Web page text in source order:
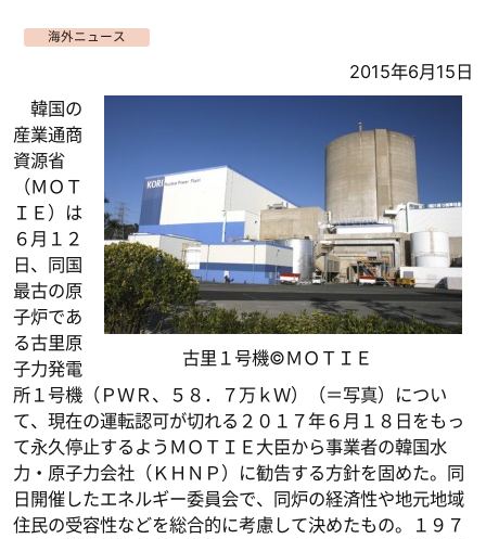
海外ニュース
2015年6月15日
古里１号機©ＭＯＴＩＥ
韓国の
産業通商
資源省
（ＭＯＴ
ＩＥ）は
６月１２
日、同国
最古の原
子炉であ
る古里原
子力発電
所１号機（ＰＷＲ、５８．７万ｋＷ）（＝写真）につい
て、現在の運転認可が切れる２０１７年６月１８日をもっ
て永久停止するようＭＯＴＩＥ大臣から事業者の韓国水
力・原子力会社（ＫＨＮＰ）に勧告する方針を固めた。同
日開催したエネルギー委員会で、同炉の経済性や地元地域
住民の受容性などを総合的に考慮して決めたもの。１９７